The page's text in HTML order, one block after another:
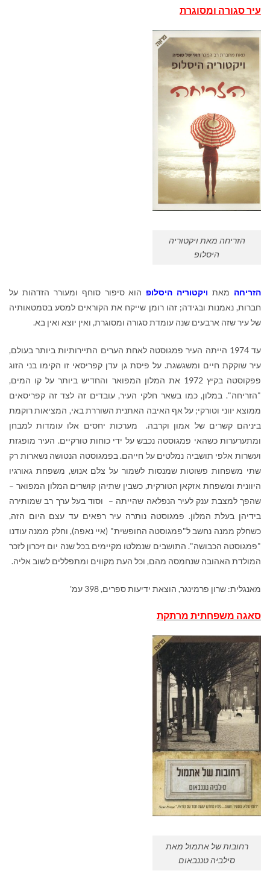
עיר סגורה ומסוגרת
הזריחה מאת ויקטוריה
היסלופ
הזריחה מאת ויקטוריה היסלופ הוא סיפור סוחף ומעורר הזדהות על
חברות, נאמנות ובגידה; זהו רומן שייקח את הקוראים למסע בסמטאותיה
של עיר שזה ארבעים שנה עומדת סגורה ומסוגרת, ואין יוצא ואין בא.
עד 1974 הייתה העיר פמגוסטה לאחת הערים התיירותיות ביותר בעולם,
עיר שוקקת חיים ומשגשגת. על פיסת גן עדן קפריסאי זו הקימו בני הזוג
פפקוסטה בקיץ 1972 את המלון המפואר והחדיש ביותר על קו המים,
"הזריחה". במלון, כמו בשאר חלקי העיר, עובדים זה לצד זה קפריסאים
ממוצא יווני וטורקי; על אף האיבה האתנית השוררת באי, המציאות רוקמת
ביניהם קשרים של אמון וקרבה. מערכות יחסים אלו עומדות למבחן
ומתערערות כשהאי פמגוסטה נכבש על ידי כוחות טורקיים. העיר מופגזת
ועשרות אלפי תושביה נמלטים על חייהם. בפמגוסטה הנטושה נשארות רק
שתי משפחות פשוטות שמנסות לשמור על צלם אנוש, משפחת גאורגיו
היוונית ומשפחת אזקאן הטורקית, כשבין שתיהן קושרים המלון המפואר –
שהפך למצבת ענק לעיר הנפלאה שהייתה – וסוד בעל ערך רב שמותירה
בידיהן בעלת המלון. פמגוסטה נותרה עיר רפאים עד עצם היום הזה,
כשחלק ממנה נחשב ל"פמגוסטה החופשית" (איי נאפה), וחלק ממנה עודנו
"פמגוסטה הכבושה". התושבים שנמלטו מקיימים בכל שנה יום זיכרון לזכר
המולדת האהובה שנחמסה מהם, וכל העת מקווים ומתפללים לשוב אליה.
מאנגלית: שרון פרמינגר, הוצאת ידיעות ספרים, 398 עמ'
סאגה משפחתית מרתקת
רחובות של אתמול מאת
סילביה טננבאום